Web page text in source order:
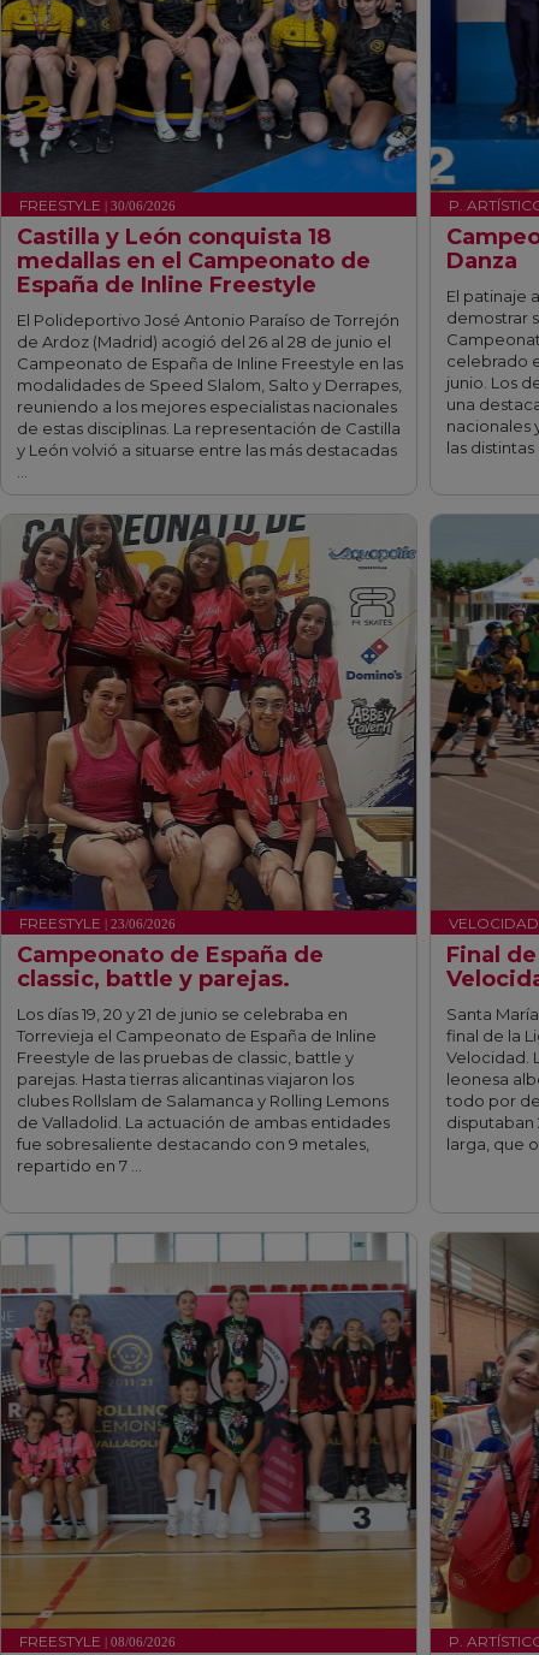
FREESTYLE | 30/06/2026
Castilla y León conquista 18
medallas en el Campeonato de
España de Inline Freestyle
El Polideportivo José Antonio Paraíso de Torrejón
de Ardoz (Madrid) acogió del 26 al 28 de junio el
Campeonato de España de Inline Freestyle en las
modalidades de Speed Slalom, Salto y Derrapes,
reuniendo a los mejores especialistas nacionales
de estas disciplinas. La representación de Castilla
y León volvió a situarse entre las más destacadas
P.
Danza
El patinaje
demostrar
celebrado
junio. Los
una
nacionales
las
FREESTYLE | 23/06/2026
Campeonato de España de
classic, battle y parejas.
Los días 19, 20 y 21 de junio se celebraba en
Torrevieja el Campeonato de España de Inline
Freestyle de las pruebas de classic, battle y
parejas. Hasta tierras alicantinas viajaron los
clubes Rollslam de Salamanca y Rolling Lemons
de Valladolid. La actuación de ambas entidades
fue sobresaliente destacando con 9 metales,
repartido en 7 …
VELOCIDAD
Final
Santa
final de la
Velocidad.
leonesa
todo por
disputaban
larga, que
FREESTYLE | 08/06/2026 P.